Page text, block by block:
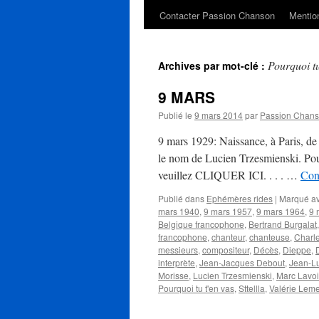
Contacter Passion Chanson
Archives par mot-clé : Pourquoi
9 MARS
Publié le 9 mars 2014par Passion
9 mars 1929: Naissance, à Paris,
le nom de Lucien Trzesmienski.
veuillez CLIQUER ICI. . . . …
Publié dans Ephémères rides | Marqué
mars 1940, 9 mars 1957, 9 mars 1964, 9
Belgique francophone, Bertrand Burgalat,
francophone, chanteur, chanteuse,
messieurs, compositeur, Décès, Dieppe,
interprète, Jean-Jacques Debout, Jean-
Morisse, Lucien Trzesmienski, Marc
Pourquoi tu t'en vas, Sttellla, Valérie